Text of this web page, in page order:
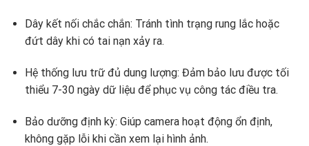
Dây kết nối chắc chắn: Tránh tình trạng rung lắc hoặc
đứt dây khi có tai nạn xảy ra.
Hệ thống lưu trữ đủ dung lượng: Đảm bảo lưu được tối
thiểu 7-30 ngày dữ liệu để phục vụ công tác điều tra.
Bảo dưỡng định kỳ: Giúp camera hoạt động ổn định,
không gặp lỗi khi cần xem lại hình ảnh.